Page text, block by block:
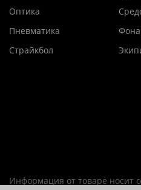
Оптика
Пневматика
Страйкбол
Информация от товаре носит